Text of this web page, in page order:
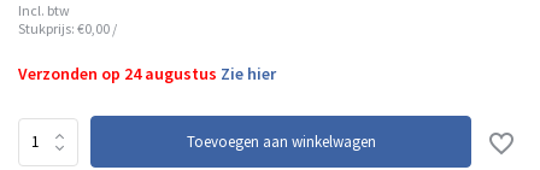
Incl. btw
Stukprijs: €0,00 /
Verzonden op 24 augustus Zie hier
Toevoegen aan winkelwagen